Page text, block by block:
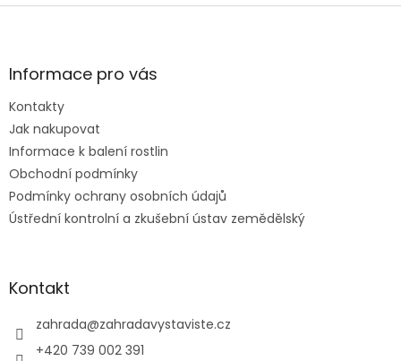
l
v
ý
Z
aInformace pro vás
Kontakty
Jak nakupovat
Informace k balení rostlin
Obchodní podmínky
Podmínky ochrany osobních údajů
Ústřední kontrolní a zkušební ústav zemědělský
Kontakt
zahrada@zahradavystaviste.cz
+420 739 002 391